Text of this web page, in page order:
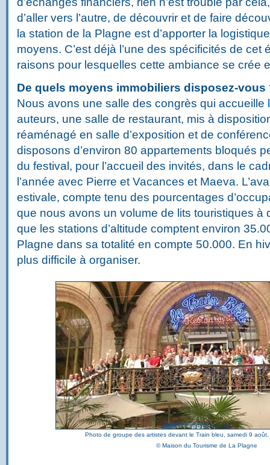
d’aller vers l’autre, de découvrir et de faire
la station de la Plagne est d’apporter la
moyens. C’est déjà l’une des spécificités de cet
raisons pour lesquelles cette ambiance se crée
De quels moyens immobiliers disposez-vous
Nous avons une salle des congrès qui accueille
auteurs, une salle de restaurant, mis à
réaménagé en salle d’exposition et de
disposons d’environ 80 appartements bloqués
du festival, pour l’accueil des invités, dans le
l’année avec Pierre et Vacances et Maeva.
estivale, compte tenu des pourcentages
que nous avons un volume de lits touristiques à
que les stations d’altitude comptent environ
Plagne dans sa totalité en compte 50.000. En
plus difficile à organiser.
Photo de groupe des artistes devant le Train bleu, samedi 9
© Maison du Tourisme de La Plagne